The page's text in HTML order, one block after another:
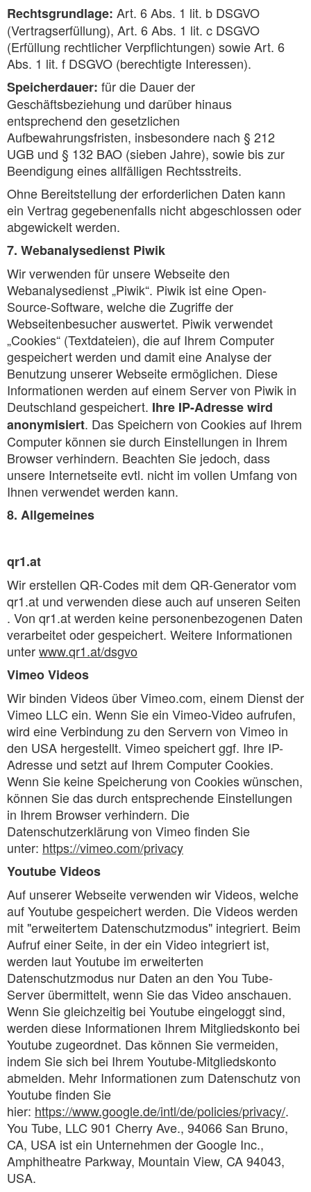
Rechtsgrundlage: Art. 6 Abs. 1 lit. b DSGVO
(Vertragserfüllung), Art. 6 Abs. 1 lit. c DSGVO
(Erfüllung rechtlicher Verpflichtungen) sowie Art. 6
Abs. 1 lit. f DSGVO (berechtigte Interessen).
Speicherdauer: für die Dauer der
Geschäftsbeziehung und darüber hinaus
entsprechend den gesetzlichen
Aufbewahrungsfristen, insbesondere nach § 212
UGB und § 132 BAO (sieben Jahre), sowie bis zur
Beendigung eines allfälligen Rechtsstreits.
Ohne Bereitstellung der erforderlichen Daten kann
ein Vertrag gegebenenfalls nicht abgeschlossen oder
abgewickelt werden.
7. Webanalysedienst Piwik
Wir verwenden für unsere Webseite den
Webanalysedienst „Piwik“. Piwik ist eine Open-
Source-Software, welche die Zugriffe der
Webseitenbesucher auswertet. Piwik verwendet
„Cookies“ (Textdateien), die auf Ihrem Computer
gespeichert werden und damit eine Analyse der
Benutzung unserer Webseite ermöglichen. Diese
Informationen werden auf einem Server von Piwik in
Deutschland gespeichert. Ihre IP-Adresse wird
anonymisiert. Das Speichern von Cookies auf Ihrem
Computer können sie durch Einstellungen in Ihrem
Browser verhindern. Beachten Sie jedoch, dass
unsere Internetseite evtl. nicht im vollen Umfang von
Ihnen verwendet werden kann.
8. Allgemeines
qr1.at
Wir erstellen QR-Codes mit dem QR-Generator vom
qr1.at und verwenden diese auch auf unseren Seiten
. Von qr1.at werden keine personenbezogenen Daten
verarbeitet oder gespeichert. Weitere Informationen
unterwww.qr1.at/dsgvo
Vimeo Videos
Wir binden Videos über Vimeo.com, einem Dienst der
Vimeo LLC ein. Wenn Sie ein Vimeo-Video aufrufen,
wird eine Verbindung zu den Servern von Vimeo in
den USA hergestellt. Vimeo speichert ggf. Ihre IP-
Adresse und setzt auf Ihrem Computer Cookies.
Wenn Sie keine Speicherung von Cookies wünschen,
können Sie das durch entsprechende Einstellungen
in Ihrem Browser verhindern. Die
Datenschutzerklärung von Vimeo finden Sie
unter: https://vimeo.com/privacy
Youtube Videos
Auf unserer Webseite verwenden wir Videos, welche
auf Youtube gespeichert werden. Die Videos werden
mit "erweitertem Datenschutzmodus" integriert. Beim
Aufruf einer Seite, in der ein Video integriert ist,
werden laut Youtube im erweiterten
Datenschutzmodus nur Daten an den You Tube-
Server übermittelt, wenn Sie das Video anschauen.
Wenn Sie gleichzeitig bei Youtube eingeloggt sind,
werden diese Informationen Ihrem Mitgliedskonto bei
Youtube zugeordnet. Das können Sie vermeiden,
indem Sie sich bei Ihrem Youtube-Mitgliedskonto
abmelden. Mehr Informationen zum Datenschutz von
Youtube finden Sie
hier: https://www.google.de/intl/de/policies/privacy/.
You Tube, LLC 901 Cherry Ave., 94066 San Bruno,
CA, USA ist ein Unternehmen der Google Inc.,
Amphitheatre Parkway, Mountain View, CA 94043,
USA.